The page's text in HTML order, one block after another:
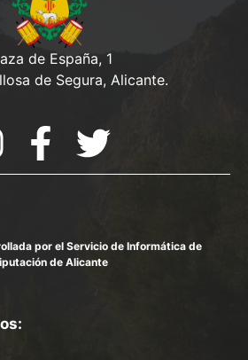
de España, 1
de Segura, Alicante.
por el Servicio de Informática de
de Alicante